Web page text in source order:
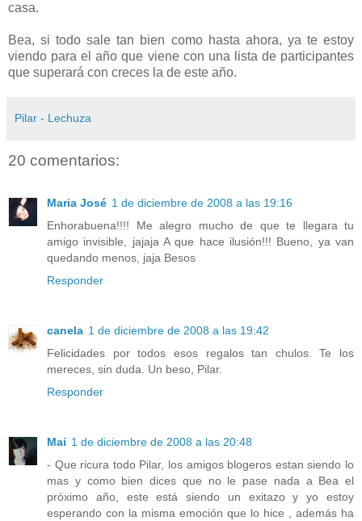
casa.
Bea, si todo sale tan bien como hasta ahora, ya te estoy
viendo para el año que viene con una lista de participantes
que superará con creces la de este año.
Pilar - Lechuza
20 comentarios:
Maria José 1 de diciembre de 2008 a las 19:16
Enhorabuena!!!! Me alegro mucho de que te llegara tu
amigo invisible, jajaja A que hace ilusión!!! Bueno, ya van
quedando menos, jaja Besos
Responder
canela 1 de diciembre de 2008 a las 19:42
Felicidades por todos esos regalos tan chulos. Te los
mereces, sin duda. Un beso, Pilar.
Responder
Mai 1 de diciembre de 2008 a las 20:48
- Que ricura todo Pilar, los amigos blogeros estan siendo lo
mas y como bien dices que no le pase nada a Bea el
próximo año, este está siendo un exitazo y yo estoy
esperando con la misma emoción que lo hice , además ha